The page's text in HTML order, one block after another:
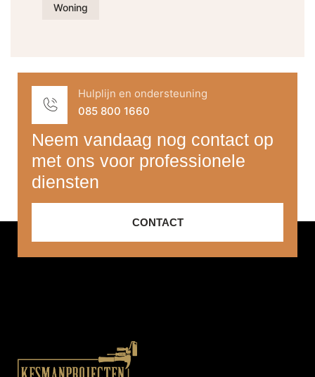
Woning
Hulplijn en ondersteuning
085 800 1660
Neem vandaag nog contact op
met ons voor professionele
diensten
CONTACT